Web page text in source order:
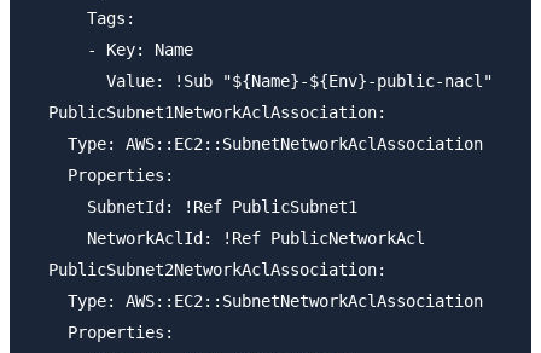
      Tags:
      - Key: Name
        Value: !Sub "${Name}-${Env}-public-nacl"
  PublicSubnet1NetworkAclAssociation:
    Type: AWS::EC2::SubnetNetworkAclAssociation
    Properties:
      SubnetId: !Ref PublicSubnet1
      NetworkAclId: !Ref PublicNetworkAcl
  PublicSubnet2NetworkAclAssociation:
    Type: AWS::EC2::SubnetNetworkAclAssociation
    Properties: